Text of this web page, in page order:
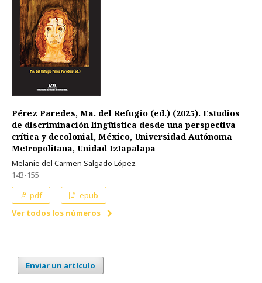
Pérez Paredes, Ma. del Refugio (ed.) (2025). Estudios
de discriminación lingüística desde una perspectiva
crítica y decolonial, México, Universidad Autónoma
Metropolitana, Unidad Iztapalapa
Melanie del Carmen Salgado López
143-155
pdf
epub
Ver todos los números
Enviar un artículo